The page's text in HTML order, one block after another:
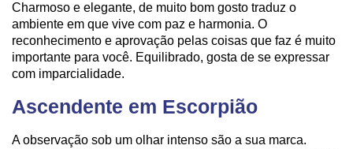
Charmoso e elegante, de muito bom gosto traduz o
ambiente em que vive com paz e harmonia. O
reconhecimento e aprovação pelas coisas que faz é muito
importante para você. Equilibrado, gosta de se expressar
com imparcialidade.
Ascendente em Escorpião
A observação sob um olhar intenso são a sua marca.